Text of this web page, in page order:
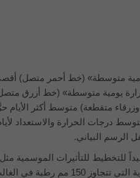
يومية متوسطة» (خط أزرق
درجات الحرارة والاستعداد
الرسم البياني.
للتخطيط للتأثيرات الموسمية مثل